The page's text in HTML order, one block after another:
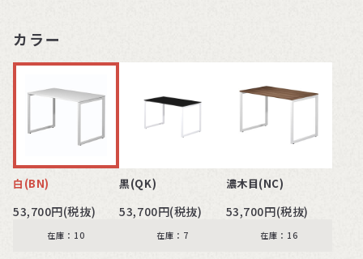
カラー
白(BN)
53,700円(税抜)
在庫：10
黒(QK)
53,700円(税抜)
在庫：7
濃木目(NC)
53,700円(税抜)
在庫：16